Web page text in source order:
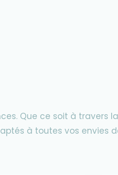
Que ce soit à travers
à toutes vos envies